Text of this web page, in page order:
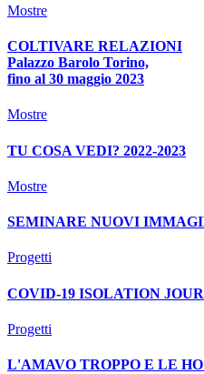
Mostre
COLTIVARE RELAZIONI
Palazzo Barolo Torino,
fino al 30 maggio 2023
Mostre
TU COSA VEDI? 2022-2023
Mostre
SEMINARE NUOVI
Progetti
COVID-19 ISOLATION
Progetti
L'AMAVO TROPPO E LE HO